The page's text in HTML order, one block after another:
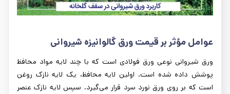
عوامل مؤثر بر قیمت ورق گالوانیزه شیروانی
ورق شیروانی نوعی ورق فولادی است که با چند لایه مواد محافظ
پوشش داده شده است. اولین لایه محافظ، یک لایه نازک روغن
است که بر روی ورق نورد سرد قرار می‌گیرد. سپس لایه نازک عنصر